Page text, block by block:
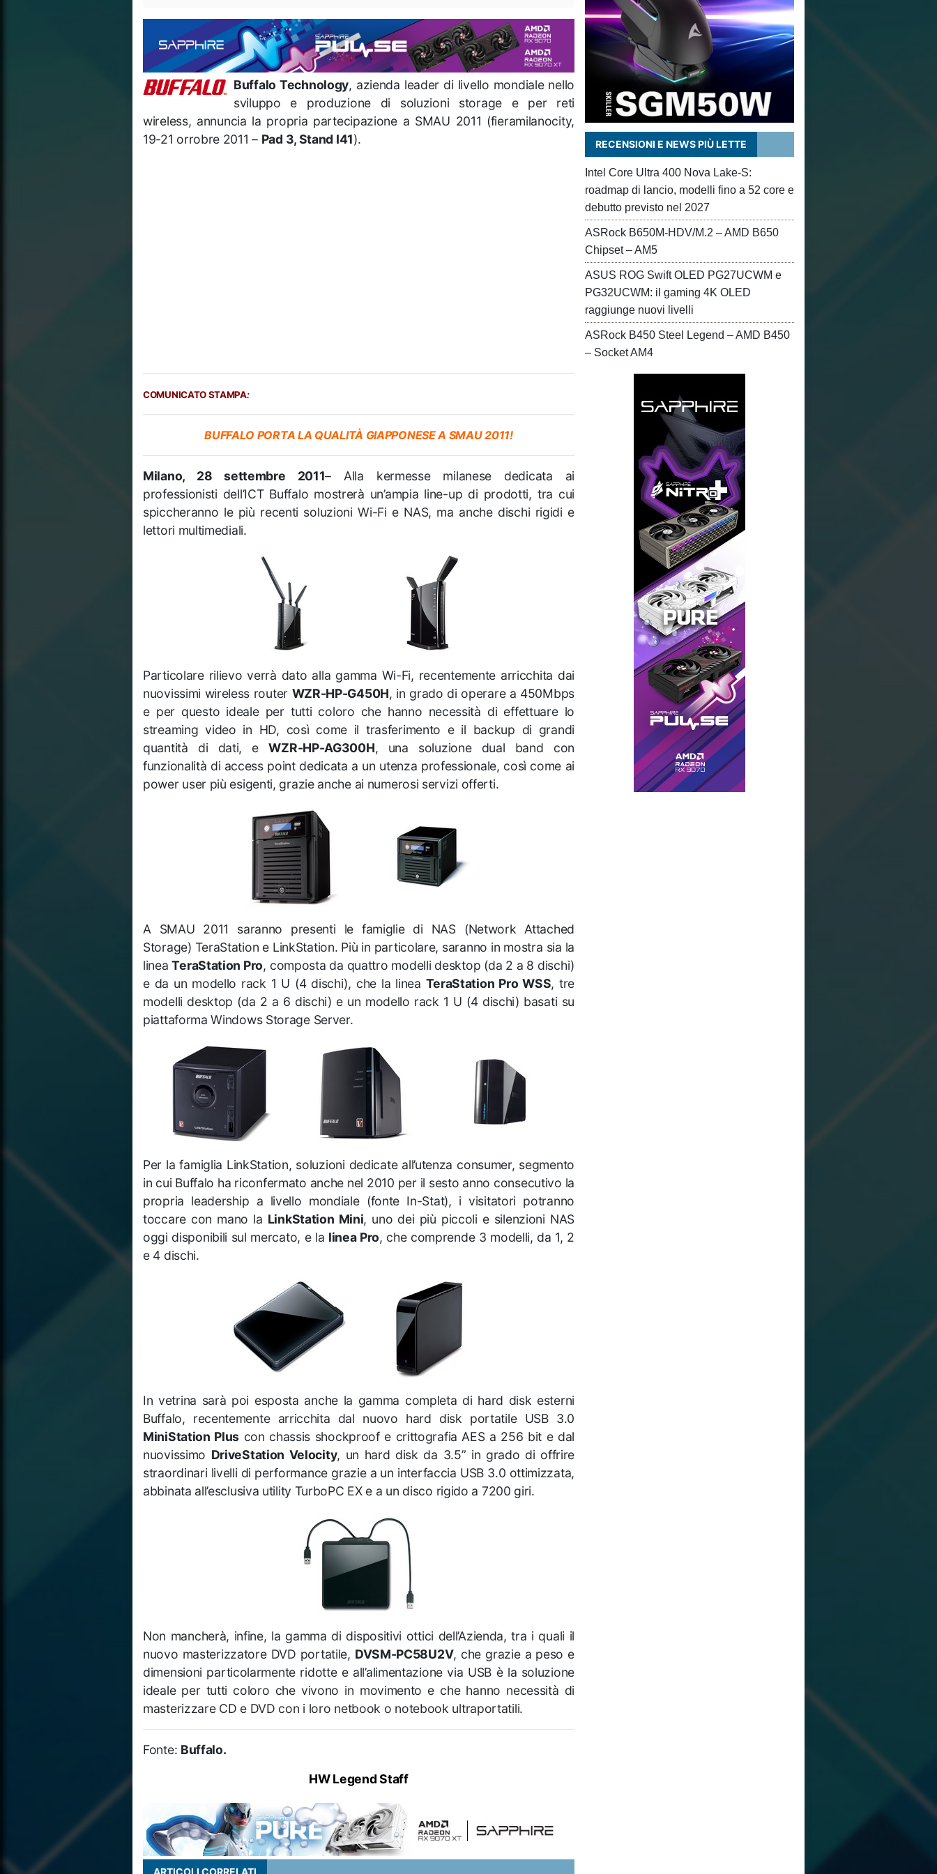
Buffalo Technology, azienda leader di livello mondiale nello
sviluppo e produzione di soluzioni storage e per reti
wireless, annuncia la propria partecipazione a SMAU 2011 (fieramilanocity,
19-21 orrobre 2011 – Pad 3, Stand I41).
COMUNICATO STAMPA:
BUFFALO PORTA LA QUALITÀ GIAPPONESE A SMAU 2011!
Milano, 28 settembre 2011– Alla kermesse milanese dedicata ai
professionisti dell’ICT Buffalo mostrerà un’ampia line-up di prodotti, tra cui
spiccheranno le più recenti soluzioni Wi-Fi e NAS, ma anche dischi rigidi e
lettori multimediali.
Particolare rilievo verrà dato alla gamma Wi-Fi, recentemente arricchita dai
nuovissimi wireless router WZR-HP-G450H, in grado di operare a 450Mbps
e per questo ideale per tutti coloro che hanno necessità di effettuare lo
streaming video in HD, così come il trasferimento e il backup di grandi
quantità di dati, eWZR-HP-AG300H, una soluzione dual band con
funzionalità di access point dedicata a un utenza professionale, così come ai
power user più esigenti, grazie anche ai numerosi servizi offerti.
A SMAU 2011 saranno presenti le famiglie di NAS (Network Attached
Storage) TeraStation e LinkStation. Più in particolare, saranno in mostra sia la
lineaTeraStation Pro, composta da quattro modelli desktop (da 2 a 8 dischi)
e da un modello rack 1 U (4 dischi), che la linea TeraStation Pro WSS, tre
modelli desktop (da 2 a 6 dischi) e un modello rack 1 U (4 dischi) basati su
piattaforma Windows Storage Server.
Per la famiglia LinkStation, soluzioni dedicate all’utenza consumer, segmento
in cui Buffalo ha riconfermato anche nel 2010 per il sesto anno consecutivo la
propria leadership a livello mondiale (fonte In-Stat), i visitatori potranno
toccare con mano la LinkStation Mini, uno dei più piccoli e silenzioni NAS
oggi disponibili sul mercato, e la linea Pro, che comprende 3 modelli, da 1, 2
e 4 dischi.
In vetrina sarà poi esposta anche la gamma completa di hard disk esterni
Buffalo, recentemente arricchita dal nuovo hard disk portatile USB 3.0
MiniStation Plus con chassis shockproof e crittografia AES a 256 bit e dal
nuovissimo DriveStation Velocity, un hard disk da 3.5” in grado di offrire
straordinari livelli di performance grazie a un interfaccia USB 3.0 ottimizzata,
abbinata all’esclusiva utility TurboPC EX e a un disco rigido a 7200 giri.
Non mancherà, infine, la gamma di dispositivi ottici dell’Azienda, tra i quali il
nuovo masterizzatore DVD portatile, DVSM-PC58U2V, che grazie a peso e
dimensioni particolarmente ridotte e all’alimentazione via USB è la soluzione
ideale per tutti coloro che vivono in movimento e che hanno necessità di
masterizzare CD e DVD con i loro netbook o notebook ultraportatili.
Fonte: Buffalo.
HW Legend Staff
RECENSIONI E NEWS PIÙ LETTE
Intel Core Ultra 400 Nova Lake-S:
roadmap di lancio, modelli fino a 52 core e
debutto previsto nel 2027
ASRock B650M-HDV/M.2 – AMD B650
Chipset – AM5
ASUS ROG Swift OLED PG27UCWM e
PG32UCWM: il gaming 4K OLED
raggiunge nuovi livelli
ASRock B450 Steel Legend – AMD B450
– Socket AM4